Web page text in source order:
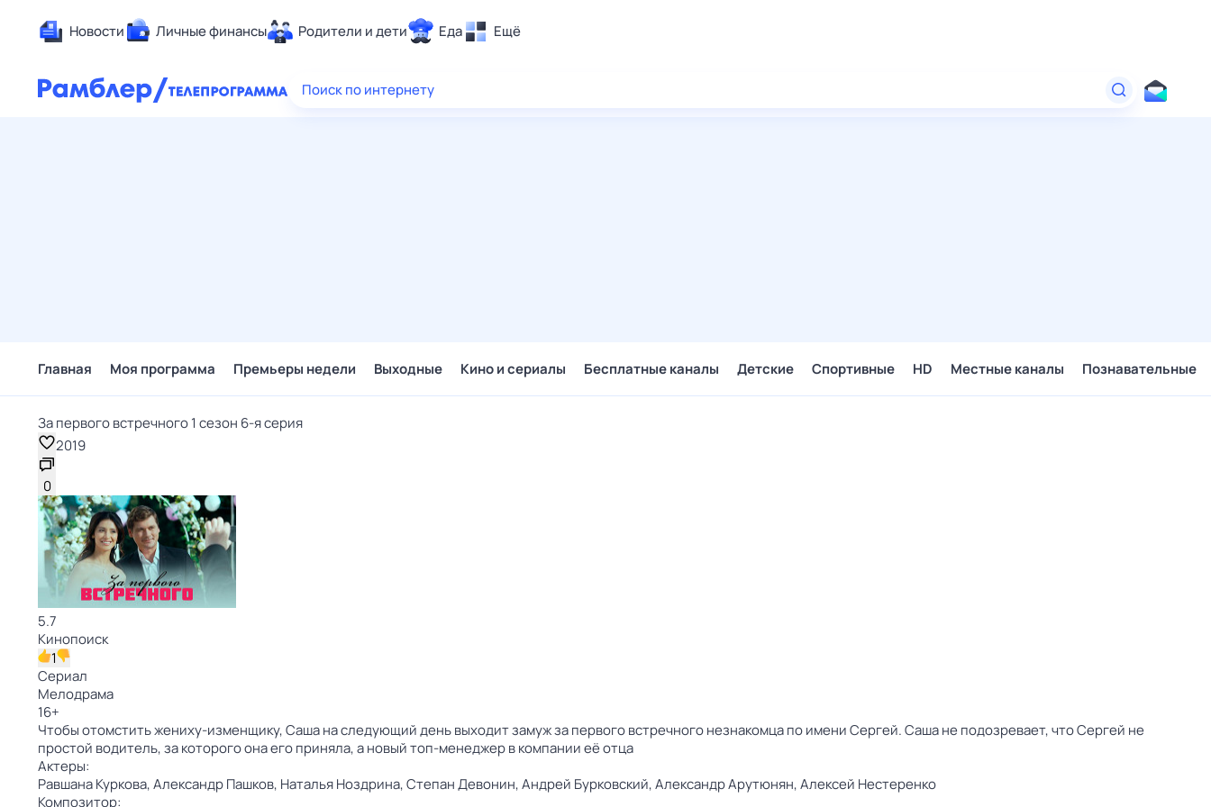
Новости Личные финансы Родители и дети Еда Ещё
Здоровье
Поиск по интернету
Главная Моя программа Премьеры недели Выходные Кино и сериалы Бесплатные каналы Детские Спортивные HD Местные каналы Познавательные
За первого встречного 1 сезон 6-я серия
2019
0
5.7
Кинопоиск
1
Сериал
Мелодрама
16+
Чтобы отомстить жениху-изменщику, Саша на следующий день выходит замуж за первого встречного незнакомца по имени Сергей. Саша не подозревает, что Сергей не
простой водитель, за которого она его приняла, а новый топ-менеджер в компании её отца
Актеры:
Равшана Куркова,Александр Пашков, Наталья Ноздрина,Степан Девонин,Андрей Бурковский,Александр Арутюнян,Алексей Нестеренко
Композитор: